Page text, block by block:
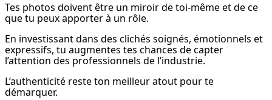
Tes photos doivent être un miroir de toi-même et de ce
que tu peux apporter à un rôle.
En investissant dans des clichés soignés, émotionnels et
expressifs, tu augmentes tes chances de capter
l’attention des professionnels de l’industrie.
L’authenticité reste ton meilleur atout pour te
démarquer.